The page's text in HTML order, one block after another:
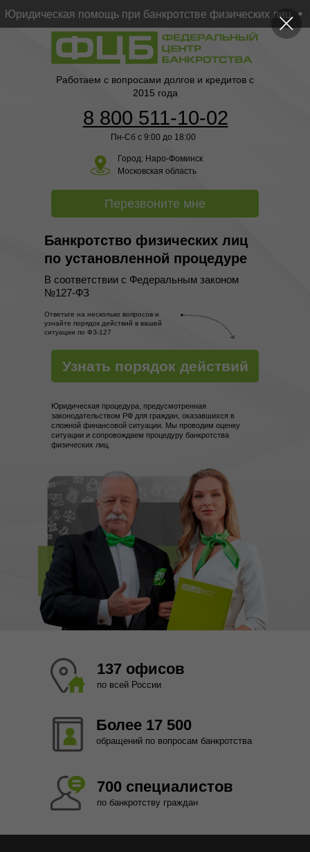
помощь при банкротстве физических лиц
В соответствии с Федеральным законом
№127-ФЗ
Банкротство физических лиц
по установленной процедуре
Узнать порядок действий
Юридическая процедура, предусмотренная
законодательством РФ для граждан, оказавшихся в
сложной финансовой ситуации. Мы проводим оценку
ситуации и сопровождаем процедуру банкротства
физических лиц.
Ответьте на несколько вопросов и
узнайте порядок действий в вашей
ситуации по ФЗ-127
Перезвоните мне
8 800 511-10-02
Пн-Сб с 9:00 до 18:00
Город: Наро-Фоминск
Московская область
Работаем с вопросами долгов и кредитов с
2015 года
обращений по вопросам банкротства
Более 17 500
по банкротству граждан
700 специалистов
по всей России
137 офисов